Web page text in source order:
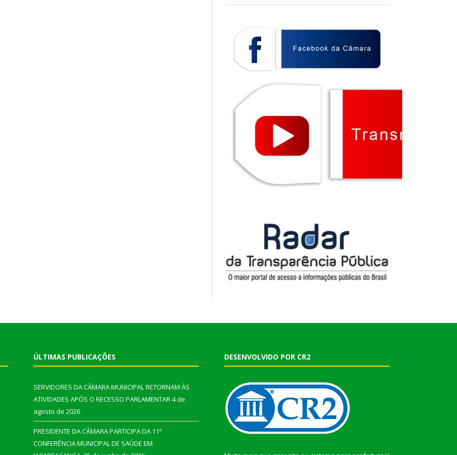
ÚLTIMAS PUBLICAÇÕES
SERVIDORES DA CÂMARA MUNICIPAL RETORNAM ÀS
ATIVIDADES APÓS O RECESSO PARLAMENTAR4 de
agosto de 2026
PRESIDENTE DA CÂMARA PARTICIPA DA 11ª
CONFERÊNCIA MUNICIPAL DE SAÚDE EM
DESENVOLVIDO POR CR2